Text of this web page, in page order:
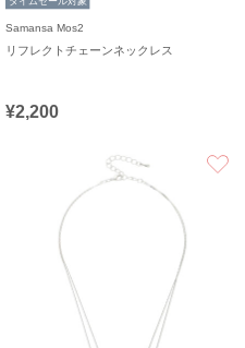
Samansa Mos2
リフレクトチェーンネックレス
¥2,200